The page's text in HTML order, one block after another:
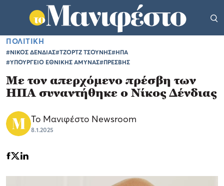
ΠΟΛΙΤΙΚΗ
#ΝΙΚΟΣ ΔΕΝΔΙΑΣ#ΤΖΟΡΤΖ ΤΣΟΥΝΗΣ#ΗΠΑ
#ΥΠΟΥΡΓΕΙΟ ΕΘΝΙΚΗΣ ΑΜΥΝΑΣ#ΠΡΕΣΒΗΣ
Με τον απερχόμενο πρέσβη των
ΗΠΑ συναντήθηκε ο Νίκος Δένδιας
Το Μανιφέστο Newsroom
8.1.2025